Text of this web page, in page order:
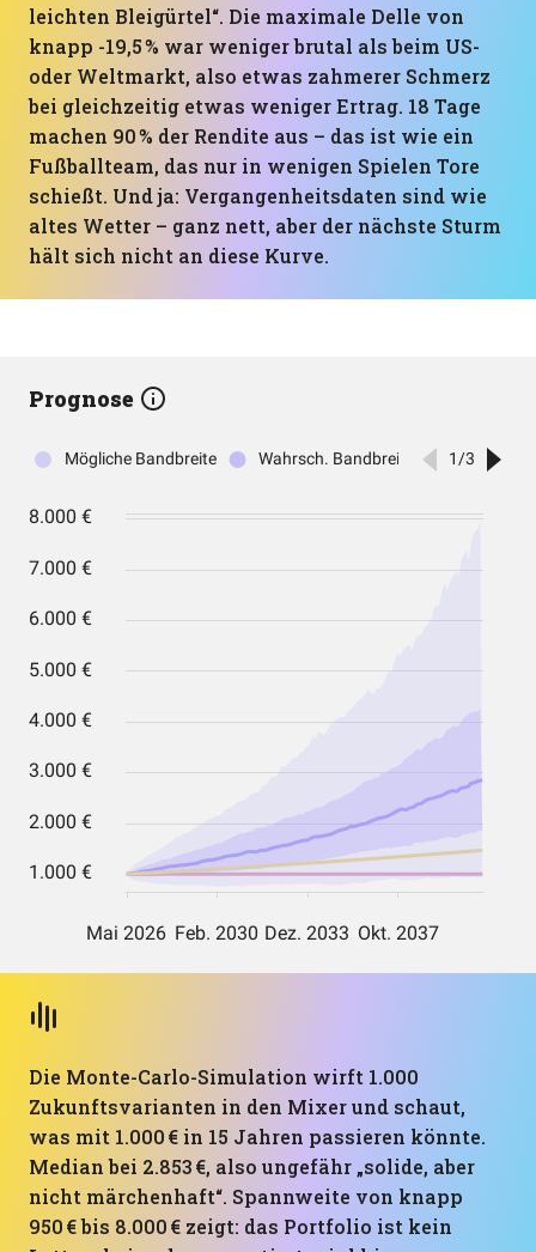
leichten Bleigürtel“. Die maximale Delle von
knapp -19,5 % war weniger brutal als beim US-
oder Weltmarkt, also etwas zahmerer Schmerz
bei gleichzeitig etwas weniger Ertrag. 18 Tage
machen 90 % der Rendite aus – das ist wie ein
Fußballteam, das nur in wenigen Spielen Tore
schießt. Und ja: Vergangenheitsdaten sind wie
altes Wetter – ganz nett, aber der nächste Sturm
hält sich nicht an diese Kurve.
Prognose
Die Monte-Carlo-Simulation wirft 1.000
Zukunftsvarianten in den Mixer und schaut,
was mit 1.000 € in 15 Jahren passieren könnte.
Median bei 2.853 €, also ungefähr „solide, aber
nicht märchenhaft“. Spannweite von knapp
950 € bis 8.000 € zeigt: das Portfolio ist kein